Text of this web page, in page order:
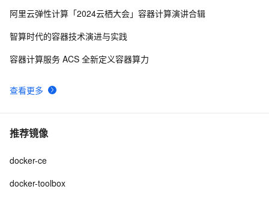
查看更多
阿里云弹性计算「2024云栖大会」容器计算演讲合辑
智算时代的容器技术演进与实践
容器计算服务 ACS 全新定义容器算力
推荐镜像
docker-ce
docker-toolbox